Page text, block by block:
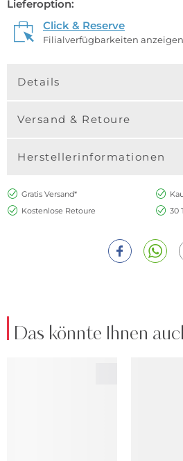
Lieferoption:
Click & Reserve
Filialverfügbarkeiten
Details
Versand & Retoure
Herstellerinformationen
Gratis Versand*
Kostenlose Retoure
30
Das könnte Ihnen